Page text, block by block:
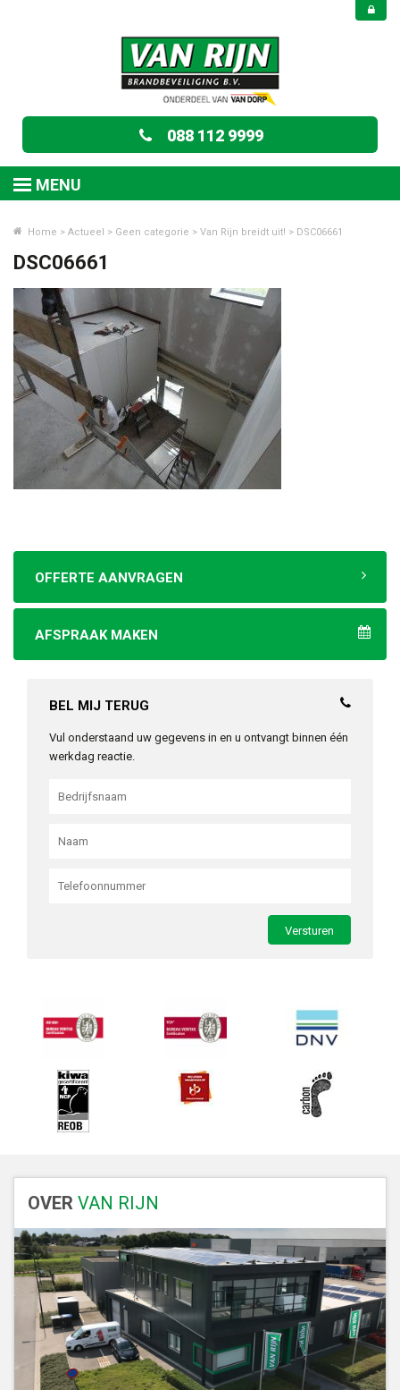
088 112 9999
MENU
Home > Actueel > Geen categorie > Van Rijn breidt uit! > DSC06661
DSC06661
OFFERTE AANVRAGEN
AFSPRAAK MAKEN
BEL MIJ TERUG
Vul onderstaand uw gegevens in en u ontvangt binnen één
werkdag reactie.
OVER VAN RIJN